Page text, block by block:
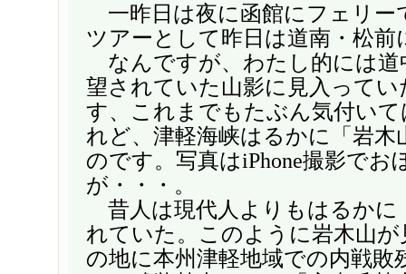
一昨日は夜に函館にフェリー
ツアーとして昨日は道南・松前
なんですが、わたし的には道
望されていた山影に見入って
す、これまでもたぶん気付い
れど、津軽海峡はるかに「岩木
のです。写真はiPhone撮影でお
が・・・。
昔人は現代人よりもはるかに
れていた。このように岩木山
の地に本州津軽地域での内戦敗